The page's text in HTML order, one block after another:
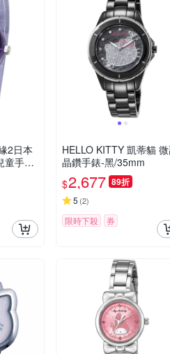
2日本
手錶-
HELLO KITTY 凱蒂貓
晶鑽手錶-黑/35mm
$2,677 89折
5 (2)
限時下殺 券